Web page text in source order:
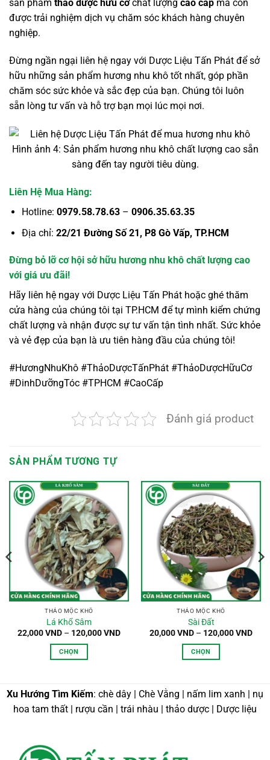
sản phẩm thảo dược hữu cơchất lượng cao cấp mà còn
được trải nghiệm dịch vụ chăm sóc khách hàng chuyên
nghiệp.
Đừng ngần ngại liên hệ ngay với Dược Liệu Tấn Phát để sở
hữu những sản phẩm hương nhu khô tốt nhất, góp phần
chăm sóc sức khỏe và sắc đẹp của bạn. Chúng tôi luôn
sẵn lòng tư vấn và hỗ trợ bạn mọi lúc mọi nơi.
Hình ảnh 4: Sản phẩm hương nhu khô chất lượng cao sẵn
sàng đến tay người tiêu dùng.
Liên Hệ Mua Hàng:
Hotline: 0979.58.78.63– 0906.35.63.35
Địa chỉ: 22/21 Đường Số 21, P8 Gò Vấp, TP.HCM
Đừng bỏ lỡ cơ hội sở hữu hương nhu khô chất lượng cao
với giá ưu đãi!
Hãy liên hệ ngay với Dược Liệu Tấn Phát hoặc ghé thăm
cửa hàng của chúng tôi tại TP.HCM để tự mình kiểm chứng
chất lượng và nhận được sự tư vấn tận tình nhất. Sức khỏe
và vẻ đẹp của bạn là ưu tiên hàng đầu của chúng tôi!
#HươngNhuKhô #ThảoDượcTấnPhát #ThảoDượcHữuCơ
#DinhDưỡngTóc #TPHCM #CaoCấp
Đánh giá product
SẢN PHẨM TƯƠNG TỰ
THẢO MỘC KHÔ
Lá Khổ Sâm
22,000VND – 120,000VNDKhoảng
CHỌN
này
có
nhiều
THẢO MỘC KHÔ
Sài Đất
20,000VND – 120,000VND
CHỌN
này
nhiều
VND
VND
Xu Hướng Tìm Kiếm: chè dây | Chè Vằng | nấm lim xanh | nụ
hoa tam thất | rượu cần | trái nhàu | thảo dược | Dược liệu